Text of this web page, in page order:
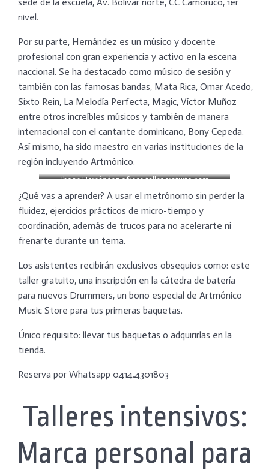
nivel.
Por su parte, Hernández es un músico y docente
profesional con gran experiencia y activo en la escena
naccional. Se ha destacado como músico de sesión y
también con las famosas bandas, Mata Rica, Omar Acedo,
Sixto Rein, La Melodía Perfecta, Magic, Víctor Muñoz
entre otros increíbles músicos y también de manera
internacional con el cantante dominicano, Bony Cepeda.
Así mismo, ha sido maestro en varias instituciones de la
región incluyendo Artmónico.
Jhoan Hernández ofrece taller gratuito para
percusionistas
¿Qué vas a aprender? A usar el metrónomo sin perder la
fluidez, ejercicios prácticos de micro-tiempo y
coordinación, además de trucos para no acelerarte ni
frenarte durante un tema.
Los asistentes recibirán exclusivos obsequios como: este
taller gratuito, una inscripción en la cátedra de batería
para nuevos Drummers, un bono especial de Artmónico
Music Store para tus primeras baquetas.
Único requisito: llevar tus baquetas o adquirirlas en la
tienda.
Reserva por Whatsapp 0414.4301803
Talleres intensivos:
Marca personal para